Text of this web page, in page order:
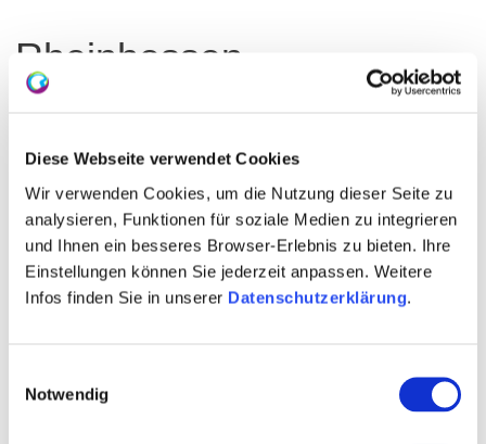
Diese Webseite verwendet Cookies
Wir verwenden Cookies, um die Nutzung dieser Seite zu
analysieren, Funktionen für soziale Medien zu integrieren
und Ihnen ein besseres Browser-Erlebnis zu bieten. Ihre
Einstellungen können Sie jederzeit anpassen. Weitere
Infos finden Sie in unserer Datenschutzerklärung.
Notwendig
Rheinhessen-
EXCELLENT-Vinothek
van de maand februari
De wijnwinkel in het Weinhotel
Kaisergarten in Alzey
Twee met één doel: wijn die goed smaakt. Eenvoudig en
veeleisend, dat is het motto van Petra Brand en
& Brand. De twee wijnmakers noemen het "smaakbare